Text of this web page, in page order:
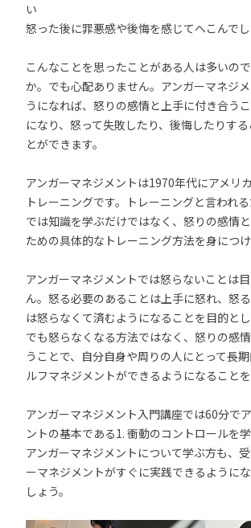
い
怒った後に罪悪感や後悔を感じてへこんで
こんなことを思ったことがある人は多いの
か。でも心配ありません。アンガーマネジ
うになれば、怒りの感情と上手に付き合う
になり、怒って失敗したり、後悔したりす
とができます。
アンガーマネジメントは1970年代にアメリ
トレーニングです。トレーニングと言われ
では知識を学ぶだけではなく、怒りの感情
ための具体的なトレーニング方法を身につけ
アンガーマネジメントでは怒らないことは
ん。怒る必要のあることは上手に怒れ、怒
は怒らなくて済むようになることを目的と
でも怒らなくなる方法ではなく、怒りの感
うことで、自分自身や周りの人にとって長
ルフマネジメントができるようになることを
アンガーマネジメント入門講座では60分で
ントの基本である1. 衝動のコントロールを
アンガーマネジメントについて学ぶ方も、
ーマネジメントがすぐに実践できるように
しょう。